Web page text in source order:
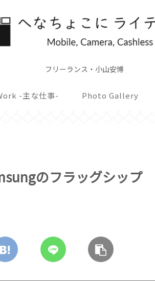
フリーランス・小山安博
-主な仕事- Photo Gallery
のフラッグシップ